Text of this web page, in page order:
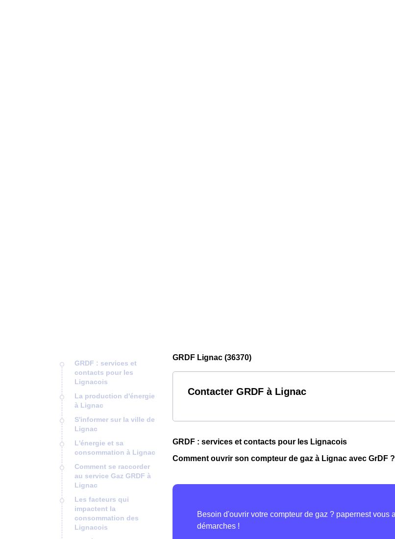
GRDF : services et
contacts pour les
Lignacois
La production d'énergie
à Lignac
S'informer sur la ville de
Lignac
L'énergie et sa
consommation à Lignac
Comment se raccorder
au service Gaz GRDF à
Lignac
Les facteurs qui
impactent la
consommation des
Lignacois
GRDF Lignac (36370)
Contacter GRDF à Lignac
GRDF : services et contacts pour les Lignacois
Comment ouvrir son compteur de gaz à Lignac avec GrDF ?